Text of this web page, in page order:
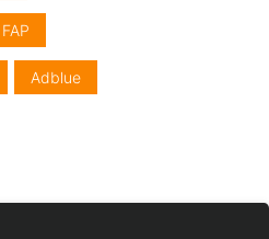
Adblue